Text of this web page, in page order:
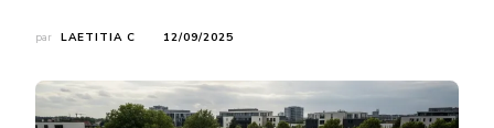
par LAETITIA C 12/09/2025